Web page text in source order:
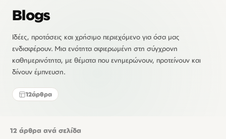
Blogs
Ιδέες, προτάσεις και χρήσιμο περιεχόμενο για όσα μας
ενδιαφέρουν. Μια ενότητα αφιερωμένη στη σύγχρονη
καθημερινότητα, με θέματα που ενημερώνουν, προτείνουν και
δίνουν έμπνευση.
12άρθρα
12 άρθρα ανά σελίδα